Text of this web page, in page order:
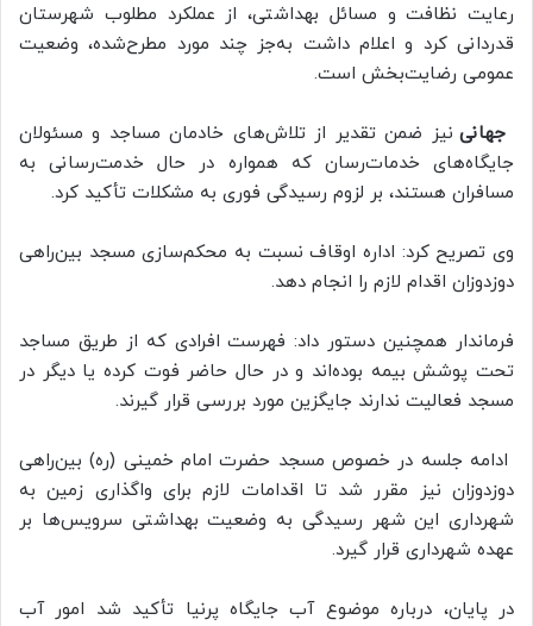
رعایت نظافت و مسائل بهداشتی، از عملکرد مطلوب شهرستان
قدردانی کرد و اعلام داشت به‌جز چند مورد مطرح‌شده، وضعیت
عمومی رضایت‌بخش است.
جهانی نیز ضمن تقدیر از تلاش‌های خادمان مساجد و مسئولان
جایگاه‌های خدمات‌رسان که همواره در حال خدمت‌رسانی به
مسافران هستند، بر لزوم رسیدگی فوری به مشکلات تأکید کرد.
وی تصریح کرد: اداره اوقاف نسبت به محکم‌سازی مسجد بین‌راهی
دوزدوزان اقدام لازم را انجام دهد.
فرماندار همچنین دستور داد: فهرست افرادی که از طریق مساجد
تحت پوشش بیمه بوده‌اند و در حال حاضر فوت کرده یا دیگر در
مسجد فعالیت ندارند جایگزین مورد بررسی قرار گیرند.
ادامه جلسه در خصوص مسجد حضرت امام خمینی (ره) بین‌راهی
دوزدوزان نیز مقرر شد تا اقدامات لازم برای واگذاری زمین به
شهرداری این شهر رسیدگی به وضعیت بهداشتی سرویس‌ها بر
عهده شهرداری قرار گیرد.
در پایان، درباره موضوع آب جایگاه پرنیا تأکید شد امور آب